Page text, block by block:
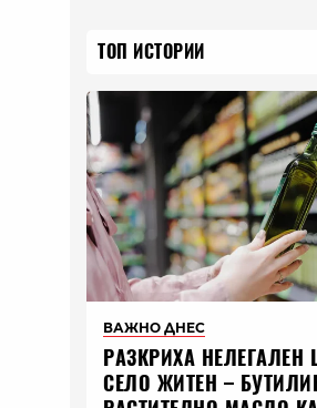
ТОП ИСТОРИИ
ВАЖНО ДНЕС
РАЗКРИХА НЕЛЕГАЛЕН
СЕЛО ЖИТЕН –